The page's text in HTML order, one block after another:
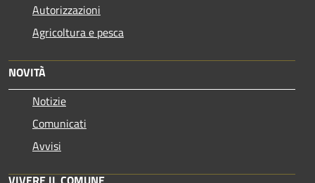
Autorizzazioni
Agricoltura e pesca
NOVITÀ
Notizie
Comunicati
Avvisi